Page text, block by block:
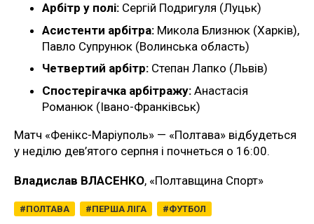
Арбітр у полі: Сергій Подригуля (Луцьк)
Асистенти арбітра: Микола Близнюк (Харків),
Павло Супрунюк (Волинська область)
Четвертий арбітр: Степан Лапко (Львів)
Спостерігачка арбітражу: Анастасія
Романюк (Івано-Франківськ)
Матч «Фенікс-Маріуполь» — «Полтава» відбудеться
у неділю дев’ятого серпня і почнеться о 16:00.
Владислав ВЛАСЕНКО, «Полтавщина Спорт»
ПОЛТАВА ПЕРША ЛІГА ФУТБОЛ